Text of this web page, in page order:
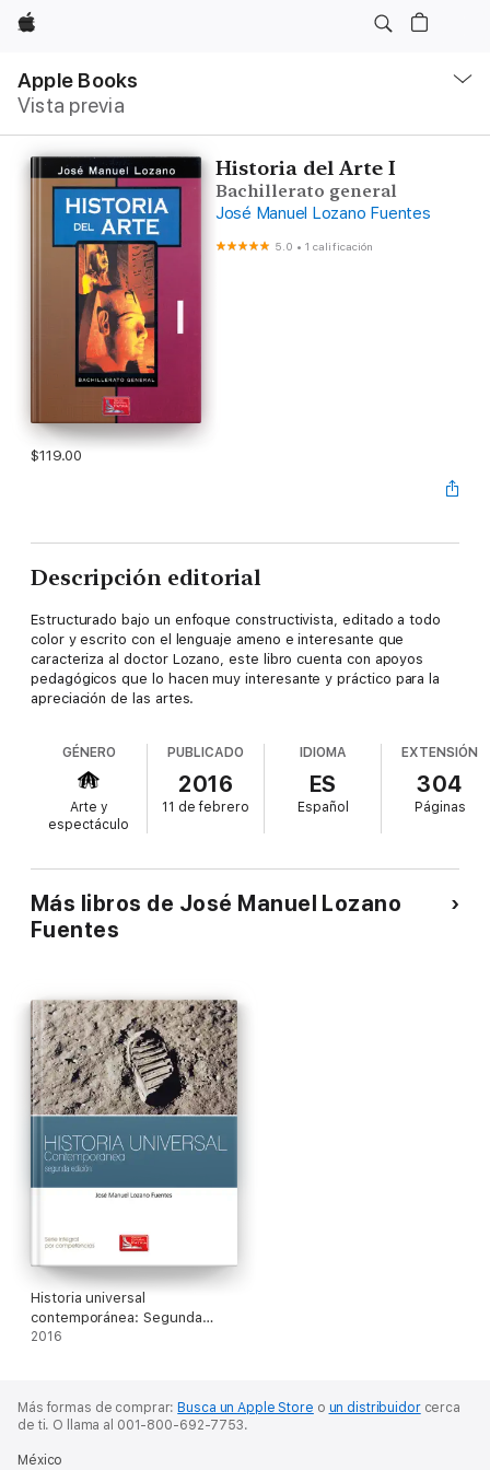
Apple
Apple Books
Vista previa
local
Abrir
Historia del Arte I
Bachillerato general
José Manuel Lozano Fuentes
5.0 •1 calificación
$119.00
Descripción editorial
Estructurado bajo un enfoque constructivista, editado a todo
color y escrito con el lenguaje ameno e interesante que
caracteriza al doctor Lozano, este libro cuenta con apoyos
pedagógicos que lo hacen muy interesante y práctico para la
apreciación de las artes.
GÉNERO
Arte y
espectáculo
PUBLICADO
2016
11 de febrero
IDIOMA
ES
Español
EXTENSIÓN
304
Páginas
Más libros de José Manuel Lozano
Fuentes
Historia universal
contemporánea: Segunda
edición
2016
Más formas de comprar: Busca un Apple Store o un distribuidorcerca
de ti. O llama al 001-800-692-7753.
México